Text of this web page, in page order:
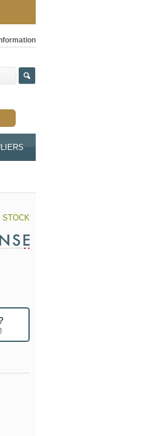
STOCK